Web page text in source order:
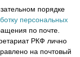
порядке
персональных
по почте.
РКФ лично
на почтовый